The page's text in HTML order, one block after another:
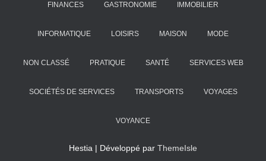
FINANCES GASTRONOMIE IMMOBILIER
INFORMATIQUE LOISIRS MAISON MODE
NON CLASSÉ PRATIQUE SANTÉ SERVICES WEB
SOCIÉTÉS DE SERVICES TRANSPORTS VOYAGES
VOYANCE
Hestia | Développé par ThemeIsle